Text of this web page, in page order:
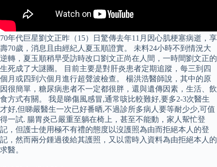
70年代巨星劉文正昨（15）日驚傳去年11月因心肌梗塞病逝，享
壽70歲，消息且由經紀人夏玉順證實。 未料24小時不到情況大
逆轉，夏玉順稍早受訪時改口劉文正尚在人間，一時間劉文正的
生死成了大謎團。 目前主要是對肝炎患者定期追蹤，每三到四
個月或四到六個月進行超聲波檢查。 楊洪浩醫師說，其中的原
因很簡單，糖尿病患者不一定都很胖，還與遺傳因素，生活、飲
食方式有關。 我是睇傷風感冒,通常咳比較難好,要多2-3次醫生
才好,但睇嚴醫生一次已好番晒,不過診所多病人要等耐少少,可值
得一試. 腸胃炎己嚴重至躺在椅上，甚至不能動，家人幚忙登
記，但護士使用極不有禮的態度以沒護照為由而拒絕本人的登
記，然而兩分鍾過後給其護照，又以需時入資料為由拒絕本人的
求醫。